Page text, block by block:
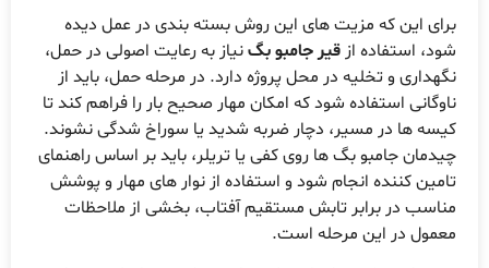
این که مزیت های این روش بسته بندی در عمل دیده
استفاده ازقیر جامبو بگنیاز به رعایت اصولی در حمل،
و تخلیه در محل پروژه دارد. در مرحله حمل، باید از
استفاده شود که امکان مهار صحیح بار را فراهم کند تا
ها در مسیر، دچار ضربه شدید یا سوراخ شدگی نشوند.
جامبو بگ ها روی کفی یا تریلر، باید بر اساس راهنمای
کننده انجام شود و استفاده از نوار های مهار و پوشش
در برابر تابش مستقیم آفتاب، بخشی از ملاحظات
در این مرحله است.